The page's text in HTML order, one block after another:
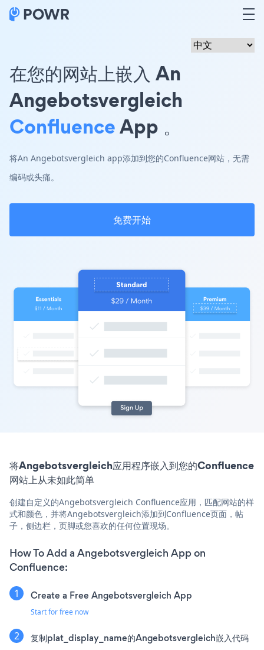
在您的网站上嵌入 An
Angebotsvergleich
ConfluenceApp 。
将An Angebotsvergleich app添加到您的Confluence网站，无需
编码或头痛。
免费开始
将Angebotsvergleich应用程序嵌入到您的Confluence
网站上从未如此简单
创建自定义的Angebotsvergleich Confluence应用，匹配网站的样
式和颜色，并将Angebotsvergleich添加到Confluence页面，帖
子，侧边栏，页脚或您喜欢的任何位置现场。
How To Add a Angebotsvergleich App on
Confluence:
Create a Free Angebotsvergleich App
Start for free now
复制plat_display_name的Angebotsvergleich嵌入代码